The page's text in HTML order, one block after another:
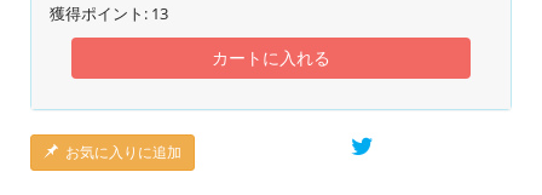
獲得ポイント: 13
カートに入れる
お気に入りに追加